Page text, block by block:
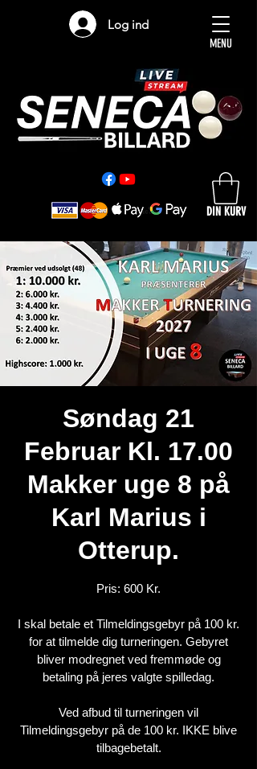
MENU
DIN KURV
Log ind
Søndag 21
Februar Kl. 17.00
Makker uge 8 på
Karl Marius i
Otterup.
Pris: 600 Kr.
I skal betale et Tilmeldingsgebyr på 100 kr.
for at tilmelde dig turneringen. Gebyret
bliver modregnet ved fremmøde og
betaling på jeres valgte spilledag.
Ved afbud til turneringen vil
Tilmeldingsgebyr på de 100 kr. IKKE blive
tilbagebetalt.